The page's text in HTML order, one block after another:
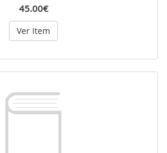
45.00€
Ver Item